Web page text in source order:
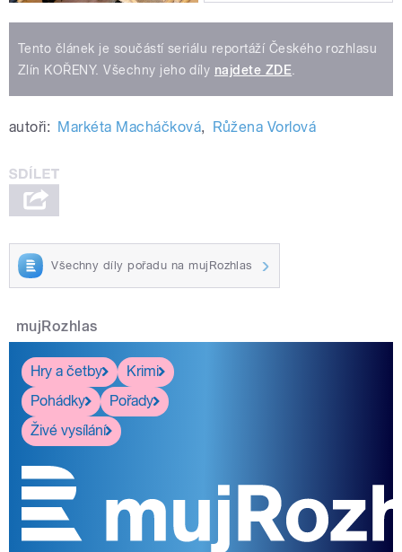
Tento článek je součástí seriálu reportáží Českého rozhlasu
Zlín KOŘENY. Všechny jeho díly najdete ZDE
autoři: Markéta Macháčková, Růžena Vorlová
Všechny díly pořadu na mujRozhlas
mujRozhlas
Hry a četby
Krimi
Pohádky
Pořady
Živé vysílání